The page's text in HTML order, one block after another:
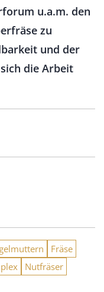
u.a.m. den
zu
und der
die Arbeit
Fräse
Nutfräser